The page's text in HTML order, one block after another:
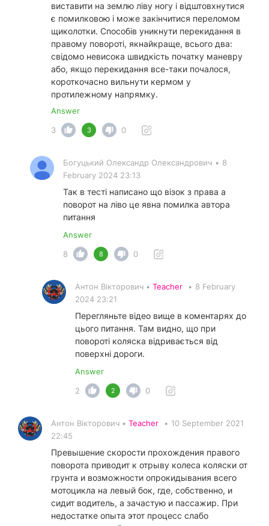
виставити на землю ліву ногу і відштовхнутися
є помилковою і може закінчитися переломом
щиколотки. Способів уникнути перекидання в
правому повороті, якнайкраще, всього два:
свідомо невисока швидкість початку маневру
або, якщо перекидання все-таки почалося,
короткочасно вильнути кермом у
протилежному напрямку.
Answer
3
3 0
Богуцький Олександр Олександрович • 8
February 2024 23:13
Так в тесті написано що візок з права а
поворот на ліво це явна помилка автора
питання
Answer
8
8 0
Антон Вікторович • Teacher • 8 February
2024 23:21
Перегляньте відео вище в коментарях до
цього питання. Там видно, що при
повороті коляска відривається від
поверхні дороги.
Answer
2
2 0
Антон Вікторович • Teacher • 10 September 2021
22:45
Превышение скорости прохождения правого
поворота приводит к отрыву колеса коляски от
грунта и возможности опрокидывания всего
мотоцикла на левый бок, где, собственно, и
сидит водитель, а зачастую и пассажир. При
недостатке опыта этот процесс слабо